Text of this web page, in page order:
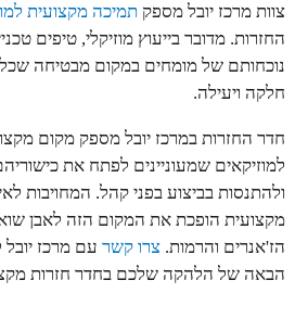
צוות מרכז יובל מספק תמיכה מקצועית
החזרות. מדובר בייעוץ מוזיקלי, טיפים
נוכחותם של מומחים במקום מבטיחה
חלקה ויעילה.
חדר החזרות במרכז יובל מספק מקום
למוזיקאים שמעוניינים לפתח את
ולהתנסות בביצוע בפני קהל. המחויבות
מקצועית הופכת את המקום הזה לאבן
הז'אנרים והרמות. צרו קשרעם מרכז יובל
הבאה של הלהקה שלכם בחדר חזרות